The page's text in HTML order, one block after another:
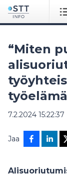
“Miten
7.2.2024 15:22:37
Jaa